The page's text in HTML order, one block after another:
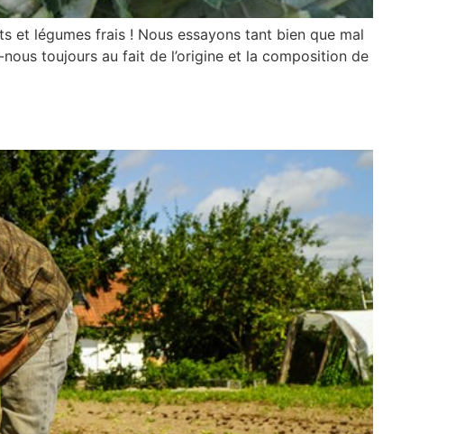
et légumes frais ! Nous essayons tant bien que mal
toujours au fait de l’origine et la composition de